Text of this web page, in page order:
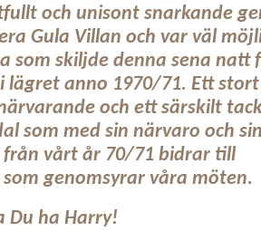
och unisont snarkande
Gula Villan och var väl
som skiljde denna sena natt
lägret anno 1970/71. Ett
och ett särskilt
som med sin närvaro och
från vårt år 70/71 bidrar till
genomsyrar våra möten.
Du ha Harry!